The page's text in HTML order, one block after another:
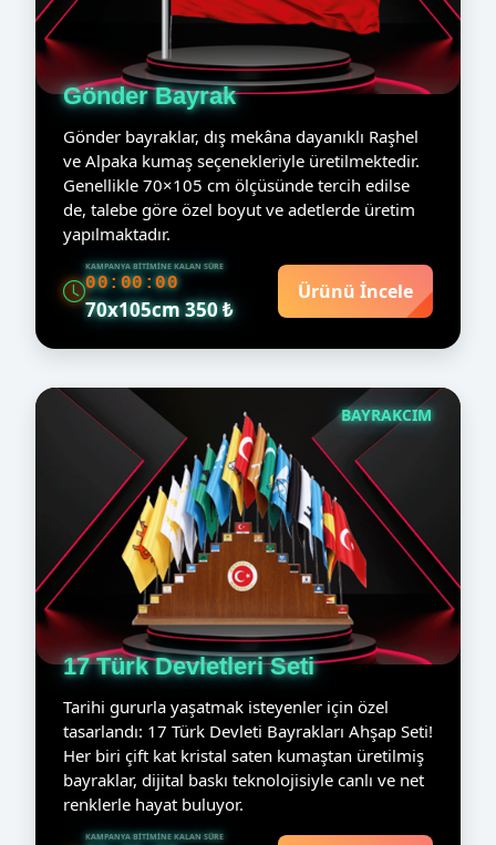
Gönder Bayrak
Gönder bayraklar, dış mekâna dayanıklı Raşhel
ve Alpaka kumaş seçenekleriyle üretilmektedir.
Genellikle 70×105 cm ölçüsünde tercih edilse
de, talebe göre özel boyut ve adetlerde üretim
yapılmaktadır.
KAMPANYA BITIMINE KALAN SÜRE
00:00:00
70x105cm 350 ₺
Ürünü İncele
BAYRAKCIM
17 Türk Devletleri Seti
Tarihi gururla yaşatmak isteyenler için özel
tasarlandı: 17 Türk Devleti Bayrakları Ahşap Seti!
Her biri çift kat kristal saten kumaştan üretilmiş
bayraklar, dijital baskı teknolojisiyle canlı ve net
renklerle hayat buluyor.
KAMPANYA BITIMINE KALAN SÜRE